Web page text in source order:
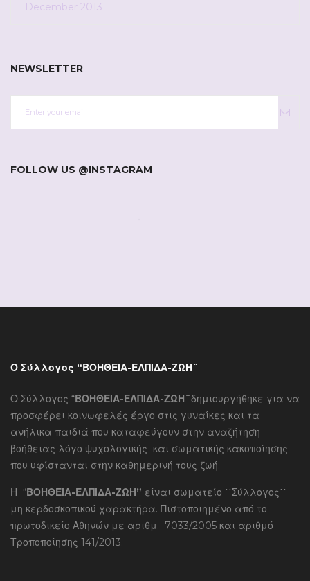
December 2013
NEWSLETTER
FOLLOW US @INSTAGRAM
Ο Σύλλογος “ΒΟΗΘΕΙΑ-ΕΛΠΙΔΑ-ΖΩΗ¨
Ο Σύλλογος “ΒΟΗΘΕΙΑ-ΕΛΠΙΔΑ-ΖΩΗ¨δημιουργήθηκε για να
προσφέρει κοινωφελές έργο στις γυναίκες και τα
ανήλικα παιδιά που καταφεύγουν στην αναζήτηση
βοήθειας λόγο ψυχολογικής και σωματικής κακοποίησης
που υφίστανται στην καθημερινή τους ζωή.
Η “ΒΟΗΘΕΙΑ-ΕΛΠΙΔΑ-ΖΩΗ” είναι σωματείο ΄΄Σύλλογος΄΄
μη κερδοσκοπικού χαρακτήρα. Πιστοποιημένο από το
πρωτοδικείο Αθηνών με αριθμ. 7033/2005 και αριθμό
Τροποποίησης 141/2013.